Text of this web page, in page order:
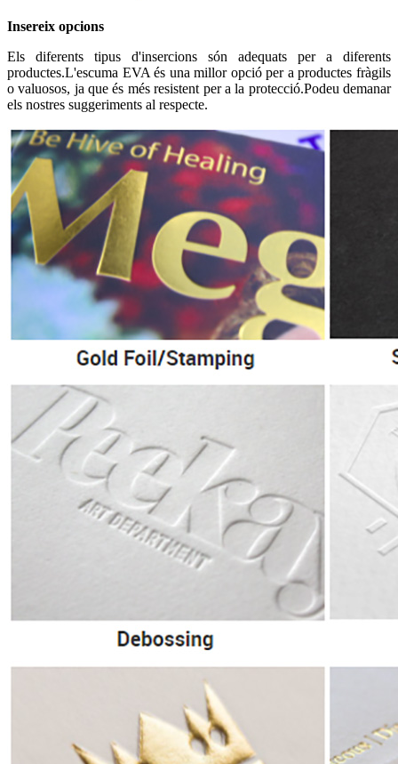
Insereix opcions
Els diferents tipus d'insercions són adequats per a diferents
productes.L'escuma EVA és una millor opció per a productes fràgils
o valuosos, ja que és més resistent per a la protecció.Podeu demanar
els nostres suggeriments al respecte.